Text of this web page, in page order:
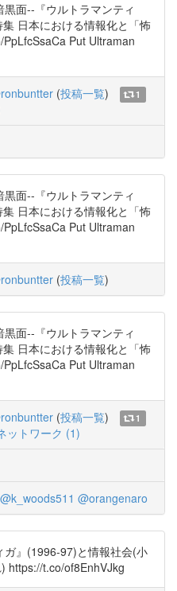
面--『ウルトラマンティ
日本における情報化と「怖
Put Ultraman
(投稿一覧) 1
面--『ウルトラマンティ
日本における情報化と「怖
Put Ultraman
(投稿一覧)
面--『ウルトラマンティ
日本における情報化と「怖
Put Ultraman
(投稿一覧)
1
ットワーク (1)
@k_woods511 @orangenaro
』(1996-97)と情報社会(小
https://t.co/of8EnhVJkg